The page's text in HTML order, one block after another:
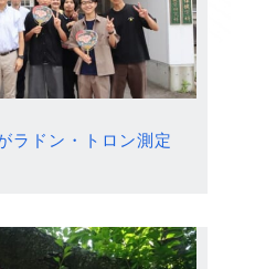
ラドン・トロン測定